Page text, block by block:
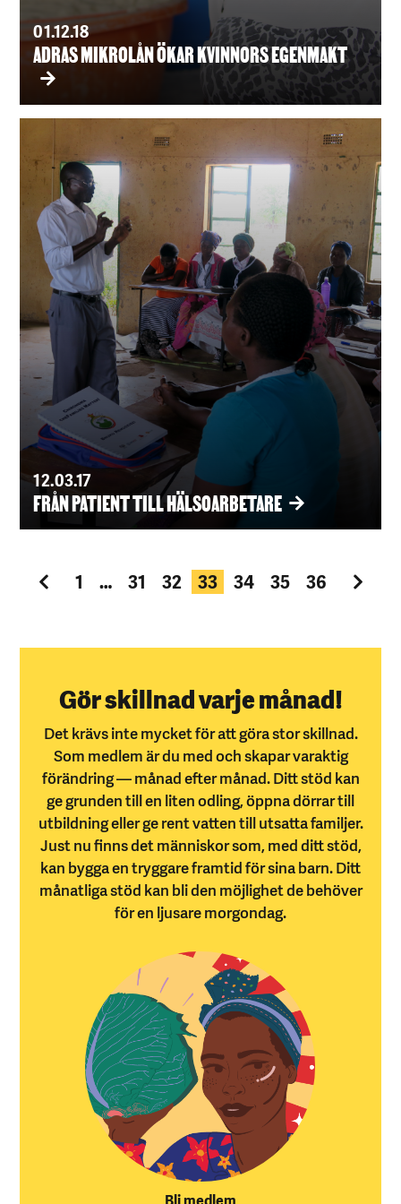
01.12.18
ADRAS MIKROLÅN ÖKAR KVINNORS EGENMAKT
12.03.17
FRÅN PATIENT TILL HÄLSOARBETARE
1 … 31 32 33 34 35 36
Gör skillnad varje månad!
Det krävs inte mycket för att göra stor skillnad.
Som medlem är du med och skapar varaktig
förändring — månad efter månad. Ditt stöd kan
ge grunden till en liten odling, öppna dörrar till
utbildning eller ge rent vatten till utsatta familjer.
Just nu finns det människor som, med ditt stöd,
kan bygga en tryggare framtid för sina barn. Ditt
månatliga stöd kan bli den möjlighet de behöver
för en ljusare morgondag.
Bli medlem